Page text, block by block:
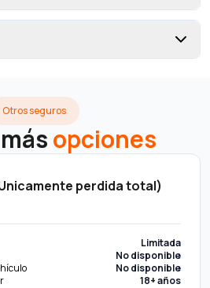
Otros seguros
opciones
perdida total)
Limitada
No disponible
No disponible
18+ años